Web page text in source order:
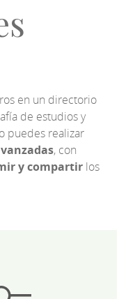
en un directorio
de estudios y
puedes realizar
, con
y compartir los